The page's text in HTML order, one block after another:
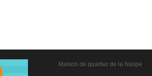
Maison de quartier de la Naspe